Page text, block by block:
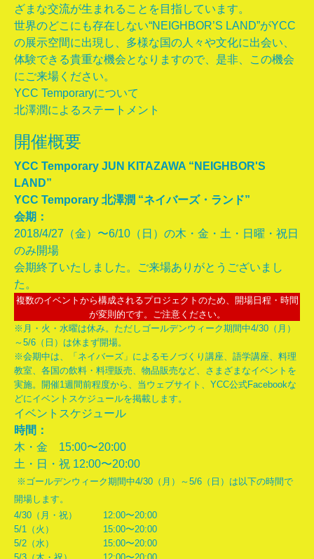
ざまな交流が生まれることを目指しています。
世界のどこにも存在しない“NEIGHBOR’S LAND”がYCC
の展示空間に出現し、多様な国の人々や文化に出会い、
体験できる貴重な機会となりますので、是非、この機会
にご来場ください。
YCC Temporaryについて
北澤潤によるステートメント
開催概要
YCC Temporary JUN KITAZAWA “NEIGHBOR'S
LAND”
YCC Temporary 北澤潤 “ネイバーズ・ランド”
会期：
2018/4/27（金）〜6/10（日）の木・金・土・日曜・祝日
のみ開場
会期終了いたしました。ご来場ありがとうございまし
た。
複数のイベントから構成されるプロジェクトのため、開場日程・時間
が変則的です。ご注意ください。
※月・火・水曜は休み。ただしゴールデンウィーク期間中4/30（月）
～5/6（日）は休まず開場。
※会期中は、「ネイバーズ」によるモノづくり講座、語学講座、料理
教室、各国の飲料・料理販売、物品販売など、さまざまなイベントを
実施。開催1週間前程度から、当ウェブサイト、YCC公式Facebookな
どにイベントスケジュールを掲載します。
イベントスケジュール
時間：
木・金 15:00〜20:00
土・日・祝 12:00〜20:00
※ゴールデンウィーク期間中4/30（月）～5/6（日）は以下の時間で
開場します。
4/30（月・祝）
12:00〜20:00
5/1（火）
15:00〜20:00
5/2（水）
15:00〜20:00